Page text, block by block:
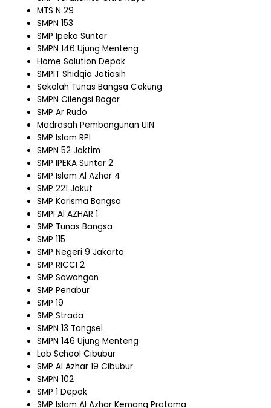
MTS N 29
SMPN 153
SMP Ipeka Sunter
SMPN 146 Ujung Menteng
Home Solution Depok
SMPIT Shidqia Jatiasih
Sekolah Tunas Bangsa Cakung
SMPN Cilengsi Bogor
SMP Ar Rudo
Madrasah Pembangunan UIN
SMP Islam RPI
SMPN 52 Jaktim
SMP IPEKA Sunter 2
SMP Islam Al Azhar 4
SMP 221 Jakut
SMP Karisma Bangsa
SMPI Al AZHAR 1
SMP Tunas Bangsa
SMP 115
SMP Negeri 9 Jakarta
SMP RICCI 2
SMP Sawangan
SMP Penabur
SMP 19
SMP Strada
SMPN 13 Tangsel
SMPN 146 Ujung Menteng
Lab School Cibubur
SMP Al Azhar 19 Cibubur
SMPN 102
SMP 1 Depok
SMP Islam Al Azhar Kemang Pratama